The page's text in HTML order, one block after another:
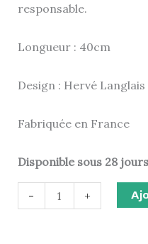
responsable.
Longueur : 40cm
Design : Hervé
Fabriquée en France
Disponible sous 28 jours
- +